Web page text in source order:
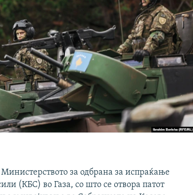
за одбрана за испраќање
(КБС) во Газа, со што се отвора патот